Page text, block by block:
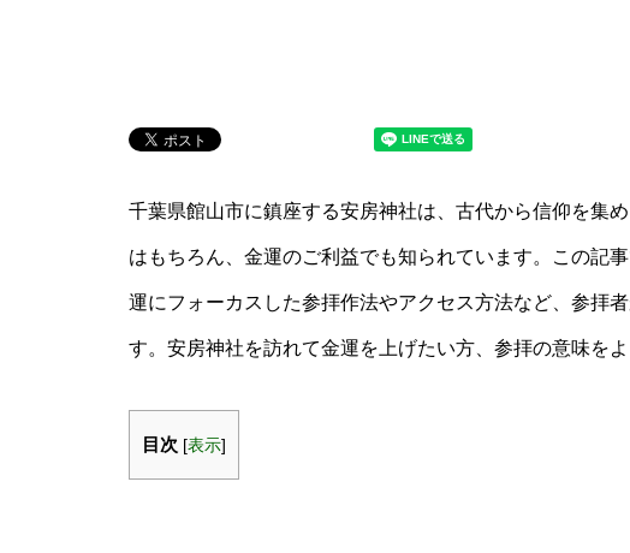
千葉県館山市に鎮座する安房神社は、古代から信仰を集
はもちろん、金運のご利益でも知られています。この記
運にフォーカスした参拝作法やアクセス方法など、参拝
す。安房神社を訪れて金運を上げたい方、参拝の意味を
目次 [表示]